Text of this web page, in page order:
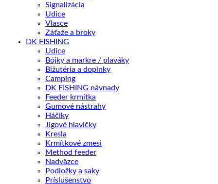
Signalizácia
Udice
Vlasce
Záťaže a broky
DK FISHING
Udice
Bójky a markre / plaváky
Bižutéria a doplnky
Camping
DK FISHING návnady
Feeder krmítka
Gumové nástrahy
Háčiky
Jigové hlavičky
Kresla
Krmítkové zmesi
Method feeder
Nadväzce
Podložky a saky
Príslušenstvo